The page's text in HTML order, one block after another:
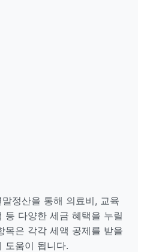
정산을 통해 의료비, 교육
등 다양한 세금 혜택을 누릴
목은 각각 세액 공제를 받을
도움이 됩니다.